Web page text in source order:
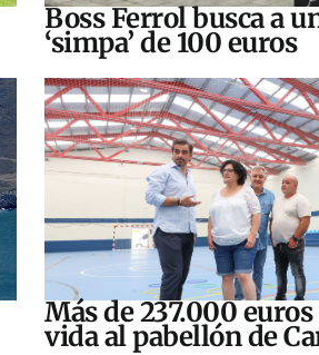
Boss Ferrol busca a
‘simpa’ de 100 euros
Más de 237.000
vida al pabellón de